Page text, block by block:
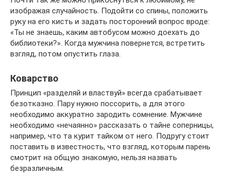
изображая случайность. Подойти со спины, положить
руку на его кисть и задать посторонний вопрос вроде:
«Ты не знаешь, каким автобусом можно доехать до
библиотеки?». Когда мужчина повернется, встретить
взгляд, потом опустить глаза.
Коварство
Принцип «разделяй и властвуй» всегда срабатывает
безотказно. Пару нужно поссорить, а для этого
необходимо аккуратно зародить сомнение. Мужчине
необходимо «нечаянно» рассказать о тайне соперницы,
например, что та курит тайком от него. Подругу стоит
поставить в известность, что взгляд, которым парень
смотрит на общую знакомую, нельзя назвать
безразличным.